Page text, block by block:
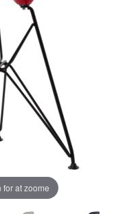
at zoome